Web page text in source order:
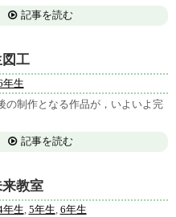
記事を読む
工
年生
制作となる作品が，いよいよ完
記事を読む
教室
年生, 5年生, 6年生